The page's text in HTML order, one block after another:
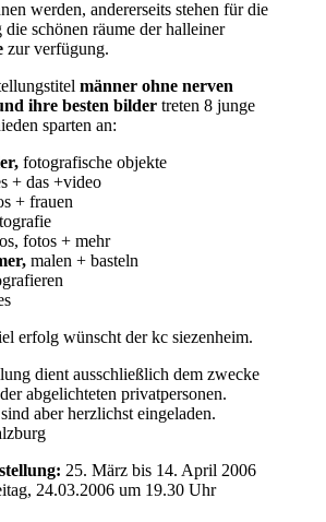
werden, andererseits stehen für die
die schönen räume der halleiner
zur verfügung.
männer ohne nerven
ihre besten bilder treten 8 junge
sparten an:
fotografische objekte
+ das +video
+ frauen
fotos + mehr
malen + basteln
erfolg wünscht der kc siezenheim.
dient ausschließlich dem zwecke
abgelichteten privatpersonen.
aber herzlichst eingeladen.
25. März bis 14. April 2006
24.03.2006 um 19.30 Uhr